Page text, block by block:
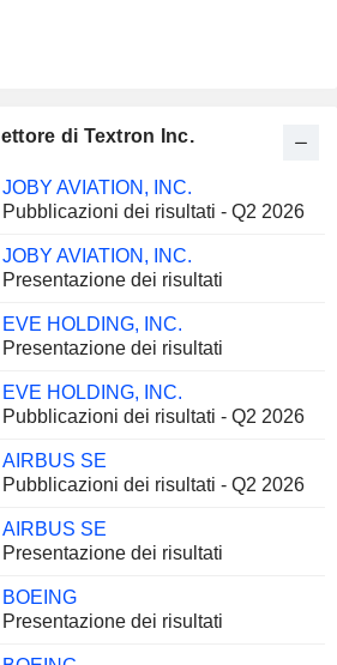
di Textron Inc.
JOBY AVIATION, INC.
Pubblicazioni dei risultati - Q2 2026
JOBY AVIATION, INC.
Presentazione dei risultati
EVE HOLDING, INC.
Presentazione dei risultati
EVE HOLDING, INC.
Pubblicazioni dei risultati - Q2 2026
AIRBUS SE
Pubblicazioni dei risultati - Q2 2026
AIRBUS SE
Presentazione dei risultati
BOEING
Presentazione dei risultati